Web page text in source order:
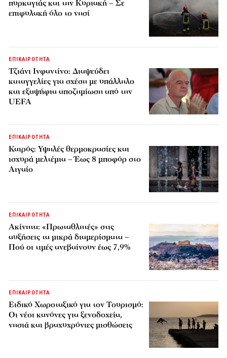
πυρκαγιάς και την Κυριακή – Σε
επιφυλακή όλο το νησί
ΕΠΙΚΑΙΡΟΤΗΤΑ
Τζιάνι Ινφαντίνο: Διαψεύδει
καταγγελίες για σχέση με υπάλληλο
και εξαψήφια αποζημίωση από την
UEFA
ΕΠΙΚΑΙΡΟΤΗΤΑ
Καιρός: Υψηλές θερμοκρασίες και
ισχυρά μελτέμια – Έως 8 μποφόρ στο
Αιγαίο
ΕΠΙΚΑΙΡΟΤΗΤΑ
Ακίνητα: «Πρωταθλητές» στις
αυξήσεις τα μικρά διαμερίσματα –
Πού οι τιμές ανεβαίνουν έως 7,9%
ΕΠΙΚΑΙΡΟΤΗΤΑ
Ειδικό Χωροταξικό για τον Τουρισμό:
Οι νέοι κανόνες για ξενοδοχεία,
νησιά και βραχυχρόνιες μισθώσεις